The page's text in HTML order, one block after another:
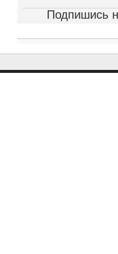
Подпишись